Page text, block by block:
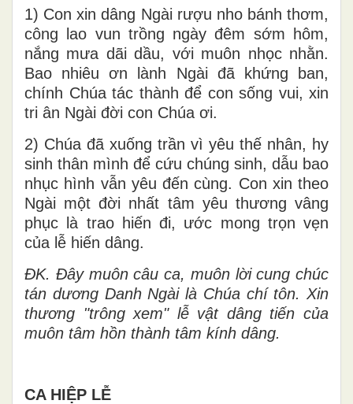
1) Con xin dâng Ngài rượu nho bánh thơm,
công lao vun trồng ngày đêm sớm hôm,
nắng mưa dãi dầu, với muôn nhọc nhằn.
Bao nhiêu ơn lành Ngài đã khứng ban,
chính Chúa tác thành để con sống vui, xin
tri ân Ngài đời con Chúa ơi.
2) Chúa đã xuống trần vì yêu thế nhân, hy
sinh thân mình để cứu chúng sinh, dẫu bao
nhục hình vẫn yêu đến cùng. Con xin theo
Ngài một đời nhất tâm yêu thương vâng
phục là trao hiến đi, ước mong trọn vẹn
của lễ hiến dâng.
ĐK. Đây muôn câu ca, muôn lời cung chúc
tán dương Danh Ngài là Chúa chí tôn. Xin
thương "trông xem" lễ vật dâng tiến của
muôn tâm hồn thành tâm kính dâng.
CA HIỆP LỄ